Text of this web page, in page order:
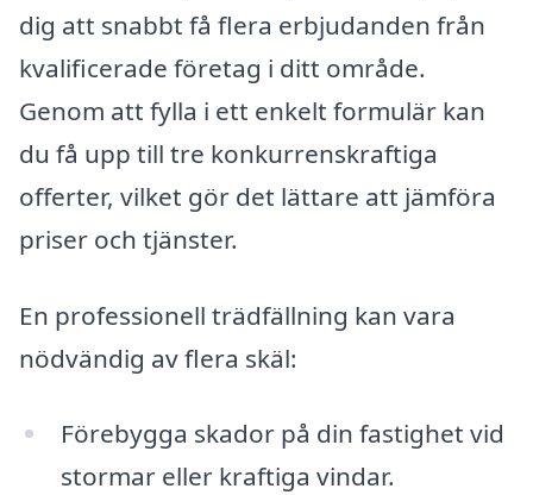
dig att snabbt få flera erbjudanden från
kvalificerade företag i ditt område.
Genom att fylla i ett enkelt formulär kan
du få upp till tre konkurrenskraftiga
offerter, vilket gör det lättare att jämföra
priser och tjänster.
En professionell trädfällning kan vara
nödvändig av flera skäl:
Förebygga skador på din fastighet vid
stormar eller kraftiga vindar.